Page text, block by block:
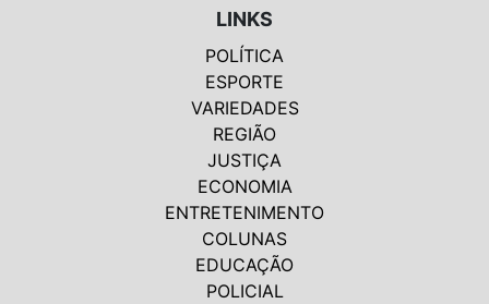
LINKS
POLÍTICA
ESPORTE
VARIEDADES
REGIÃO
JUSTIÇA
ECONOMIA
ENTRETENIMENTO
COLUNAS
EDUCAÇÃO
POLICIAL